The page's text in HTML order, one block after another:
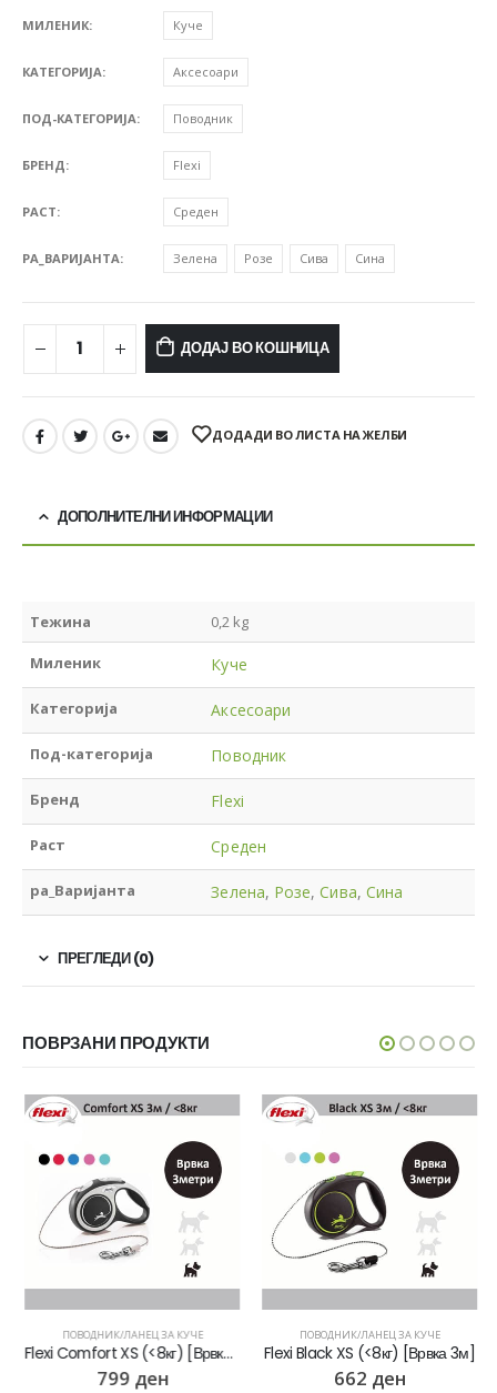
МИЛЕНИК Куче
КАТЕГОРИЈА Аксесоари
ПОД-КАТЕГОРИЈА Поводник
БРЕНД Flexi
РАСТ Среден
PA_ВАРИЈАНТА Зелена Розе Сива Сина
ДОДАЈ ВО КОШНИЦА
ДОДАДИ ВО ЛИСТА НА ЖЕЛБИ
ДОПОЛНИТЕЛНИ ИНФОРМАЦИИ
Тежина 0,2 kg
Миленик Куче
Категорија Аксесоари
Под-категорија Поводник
Бренд Flexi
Раст Среден
pa_Варијанта Зелена, Розе,Сива, Сина
ПРЕГЛЕДИ (0)
ПОВРЗАНИ ПРОДУКТИ
ПОВОДНИК/ЛАНЕЦ ЗА КУЧЕ
Flexi Comfort XS (<8кг) [Врвка 3м]
799 ден
ПОВОДНИК/ЛАНЕЦ ЗА КУЧЕ
Flexi Black XS (<8кг) [Врвка 3м]
662 ден